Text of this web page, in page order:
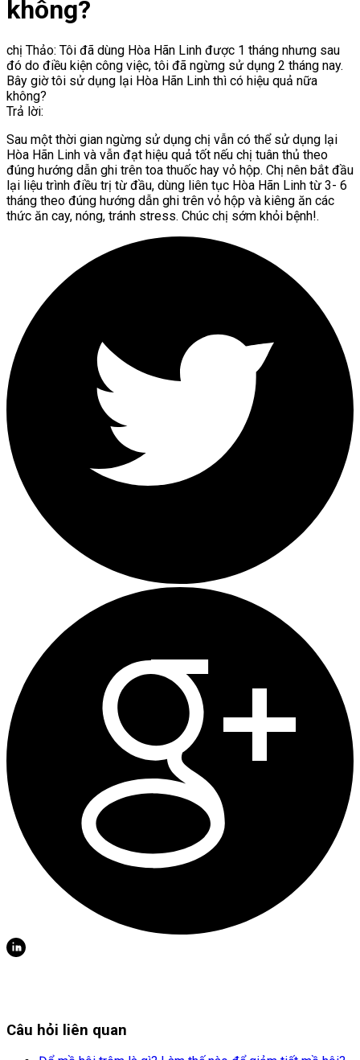
không?
chị Thảo: Tôi đã dùng Hòa Hãn Linh được 1 tháng nhưng sau
đó do điều kiện công việc, tôi đã ngừng sử dụng 2 tháng nay.
Bây giờ tôi sử dụng lại Hòa Hãn Linh thì có hiệu quả nữa
không?
Trả lời:
Sau một thời gian ngừng sử dụng chị vẫn có thể sử dụng lại
Hòa Hãn Linh và vẫn đạt hiệu quả tốt nếu chị tuân thủ theo
đúng hướng dẫn ghi trên toa thuốc hay vỏ hộp. Chị nên bắt đầu
lại liệu trình điều trị từ đầu, dùng liên tục Hòa Hãn Linh từ 3- 6
tháng theo đúng hướng dẫn ghi trên vỏ hộp và kiêng ăn các
thức ăn cay, nóng, tránh stress. Chúc chị sớm khỏi bệnh!.
Câu hỏi liên quan